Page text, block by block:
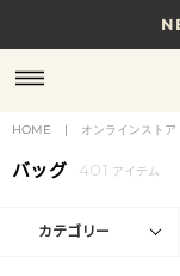
8/17(月)10
贈る相手や
HOME | オンラインストア
バッグ 401 アイテム
カテゴリー